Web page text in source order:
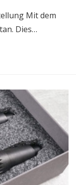
Mit dem
Dies…